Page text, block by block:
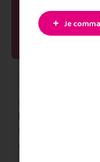
SMAM 2025: «
l’allaitement,
durables
Chaque année, la
Je